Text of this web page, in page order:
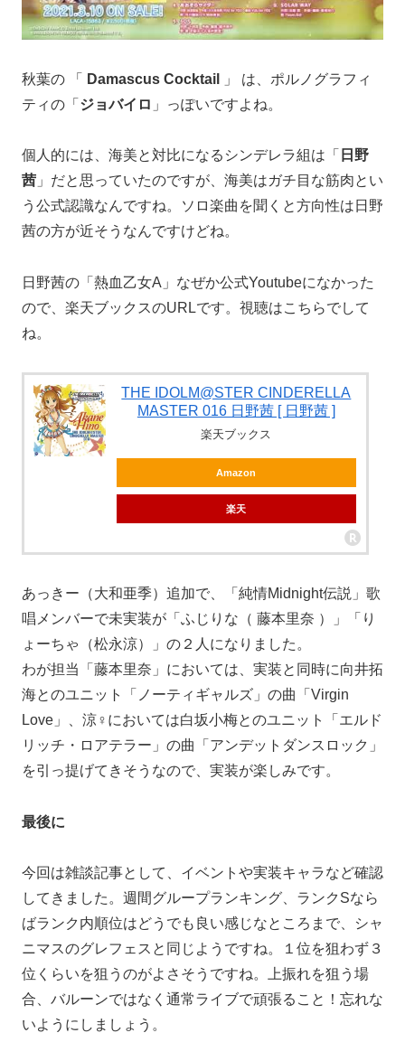
秋葉の 「 Damascus Cocktail
」 は、ポルノグラフィ
ティの「 ジョバイロ 」っぽいですよね。
個人的には、海美と対比になるシンデレラ組は「 日野
茜 」だと思っていたのですが、海美はガチ目な筋肉とい
う公式認識なんですね。ソロ楽曲を聞くと方向性は日野
茜の方が近そうなんですけどね。
日野茜の「熱血乙女A」なぜか公式Youtubeになかった
ので、楽天ブックスのURLです。視聴はこちらでして
ね。
THE IDOLM@STER CINDERELLA
MASTER 016 日野茜 [ 日野茜 ]
楽天ブックス
Amazon
楽天
あっきー（大和亜季）追加で、「純情Midnight伝説」歌
唱メンバーで未実装が「ふじりな（ 藤本里奈 ）」「り
ょーちゃ（松永涼）」の２人になりました。
わが担当「藤本里奈」においては、実装と同時に向井拓
海とのユニット「ノーティギャルズ」の曲「Virgin
Love」、涼♀においては白坂小梅とのユニット「エルド
リッチ・ロアテラー」の曲「アンデットダンスロック」
を引っ提げてきそうなので、実装が楽しみです。
最後に
今回は雑談記事として、イベントや実装キャラなど確認
してきました。週間グループランキング、ランクSなら
ばランク内順位はどうでも良い感じなところまで、シャ
ニマスのグレフェスと同じようですね。１位を狙わず３
位くらいを狙うのがよさそうですね。上振れを狙う場
合、バルーンではなく通常ライブで頑張ること！忘れな
いようにしましょう。